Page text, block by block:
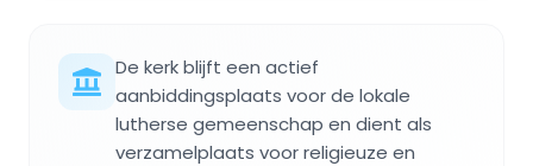
De kerk blijft een actief
aanbiddingsplaats voor de lokale
lutherse gemeenschap en dient als
verzamelplaats voor religieuze en